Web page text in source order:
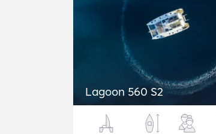
Lagoon 560 S2